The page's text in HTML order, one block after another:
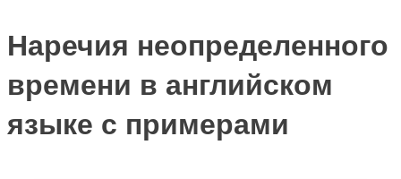
Наречия неопределенного
времени в английском
языке с примерами